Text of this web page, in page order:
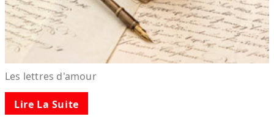
Les lettres d'amour
Lire La Suite